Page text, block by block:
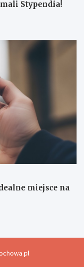
Stypendia!
miejsce na